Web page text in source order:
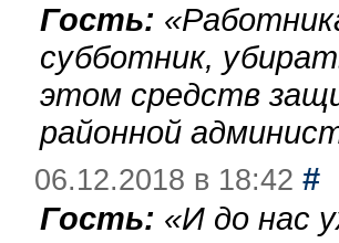
Гость: «
субботник,
этом средств
районной
06.12.2018 в 18:42 #
Гость: «И до нас